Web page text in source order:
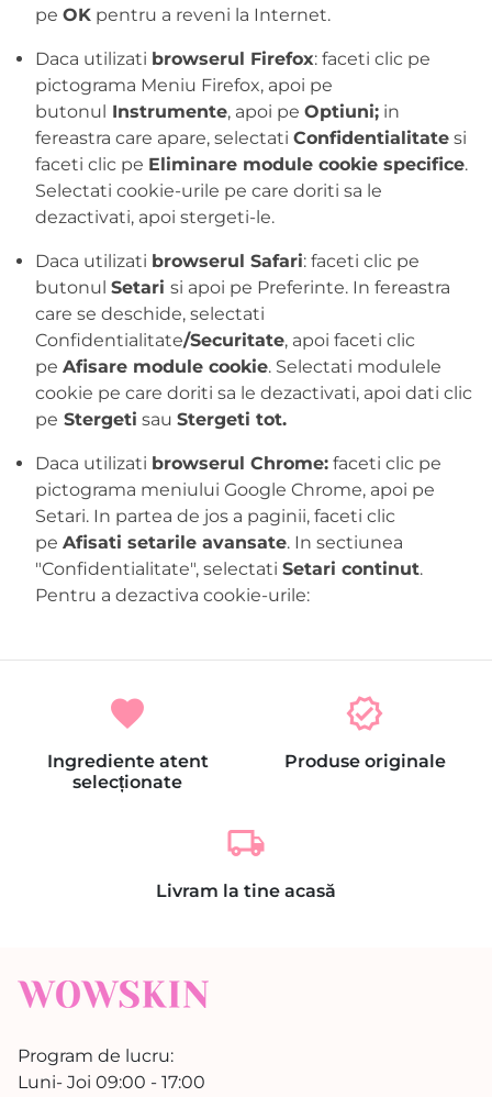
pe OK pentru a reveni la Internet.
Daca utilizati browserul Firefox: faceti clic pe
pictograma Meniu Firefox, apoi pe
butonul Instrumente, apoi pe Optiuni; in
fereastra care apare, selectati Confidentialitate si
faceti clic pe Eliminare module cookie specifice.
Selectati cookie-urile pe care doriti sa le
dezactivati, apoi stergeti-le.
Daca utilizati browserul Safari: faceti clic pe
butonul Setari si apoi pe Preferinte. In fereastra
care se deschide, selectati
Confidentialitate/Securitate, apoi faceti clic
pe Afisare module cookie. Selectati modulele
cookie pe care doriti sa le dezactivati, apoi dati clic
pe Stergeti sau Stergeti tot.
Daca utilizati browserul Chrome: faceti clic pe
pictograma meniului Google Chrome, apoi pe
Setari. In partea de jos a paginii, faceti clic
pe Afisati setarile avansate. In sectiunea
"Confidentialitate", selectati Setari continut.
Pentru a dezactiva cookie-urile:
favorite
Ingrediente atent
selecționate
verified
Produse originale
local_shipping
Livram la tine acasă
Program de lucru:
Luni- Joi 09:00 - 17:00